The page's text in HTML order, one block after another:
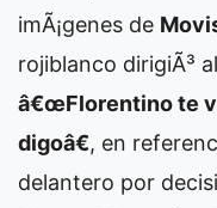
imÃ¡genes de
rojiblanco dirigiÃ³
â€œFlorentino te
digoâ€, en
delantero por